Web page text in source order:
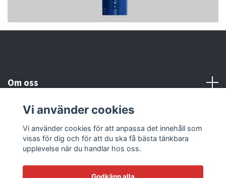
Om oss
Kundtjänst
Läs mer
Vi använder cookies
Vi använder cookies för att anpassa det innehåll som
visas för dig och för att du ska få bästa tänkbara
upplevelse när du handlar hos oss.
Godkänn alla